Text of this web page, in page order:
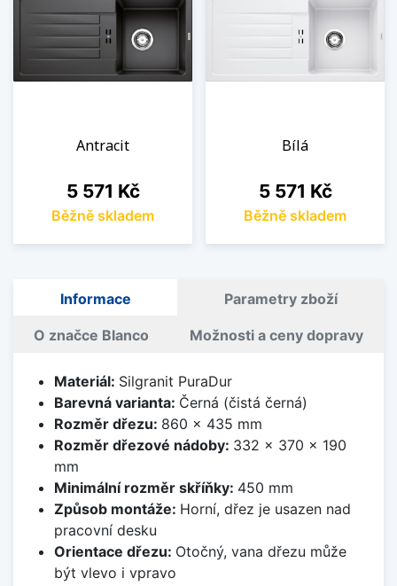
Antracit
Cena
5 571 Kč
Běžně skladem
Bílá
Cena
5 571 Kč
Běžně skladem
Informace Parametry zboží
O značce Blanco Možnosti a ceny dopravy
Materiál: Silgranit PuraDur
Barevná varianta: Černá (čistá černá)
Rozměr dřezu: 860 x 435 mm
Rozměr dřezové nádoby: 332 x 370 x 190
mm
Minimální rozměr skříňky: 450 mm
Způsob montáže: Horní, dřez je usazen nad
pracovní desku
Orientace dřezu: Otočný, vana dřezu může
být vlevo i vpravo